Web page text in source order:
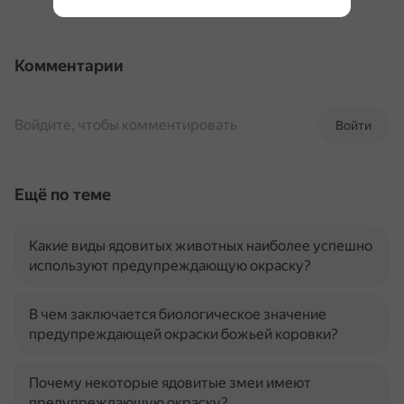
Комментарии
Войти
Войдите, чтобы комментировать
Ещё по теме
Какие виды ядовитых животных наиболее успешно
используют предупреждающую окраску?
В чем заключается биологическое значение
предупреждающей окраски божьей коровки?
Почему некоторые ядовитые змеи имеют